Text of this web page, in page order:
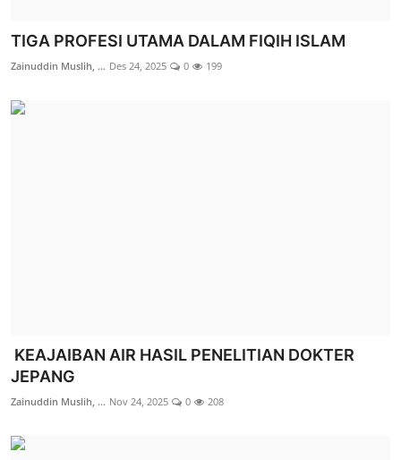
TIGA PROFESI UTAMA DALAM FIQIH ISLAM
Zainuddin Muslih, ... Des 24, 2025 0 199
KEAJAIBAN AIR HASIL PENELITIAN DOKTER
JEPANG
Zainuddin Muslih, ... Nov 24, 2025 0 208